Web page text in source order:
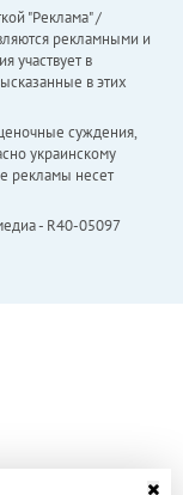
"Реклама" /
рекламными и
участвует в
в этих
суждения,
украинскому
рекламы несет
- R40-05097